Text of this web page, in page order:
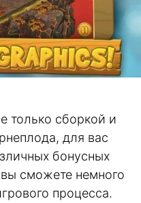
только сборкой и
для вас
бонусных
сможете немного
процесса.